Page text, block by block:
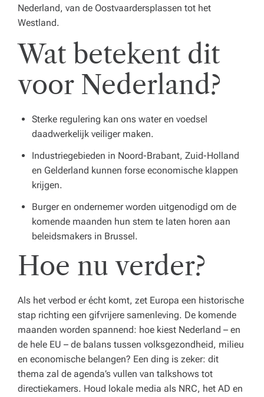
Nederland, van de Oostvaardersplassen tot het
Westland.
Wat betekent dit
voor Nederland?
Sterke regulering kan ons water en voedsel
daadwerkelijk veiliger maken.
Industriegebieden in Noord-Brabant, Zuid-Holland
en Gelderland kunnen forse economische klappen
krijgen.
Burger en ondernemer worden uitgenodigd om de
komende maanden hun stem te laten horen aan
beleidsmakers in Brussel.
Hoe nu verder?
Als het verbod er écht komt, zet Europa een historische
stap richting een gifvrijere samenleving. De komende
maanden worden spannend: hoe kiest Nederland – en
de hele EU – de balans tussen volksgezondheid, milieu
en economische belangen? Een ding is zeker: dit
thema zal de agenda’s vullen van talkshows tot
directiekamers. Houd lokale media als NRC, het AD en